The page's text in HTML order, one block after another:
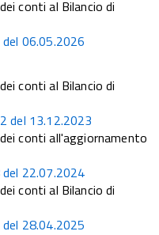
conti al Bilancio di
del 06.05.2026
conti al Bilancio di
del 13.12.2023
conti all'aggiornamento
del 22.07.2024
conti al Bilancio di
del 28.04.2025